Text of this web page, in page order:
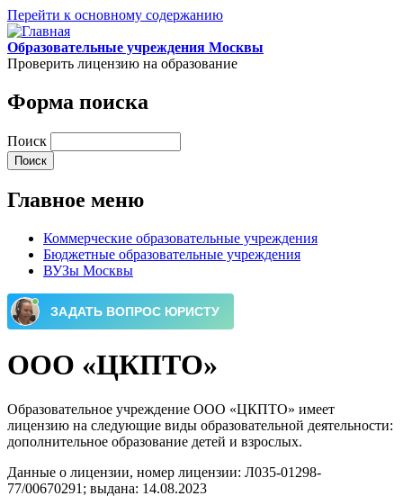
Перейти к основному содержанию
Образовательные учреждения Москвы
Проверить лицензию на образование
Форма поиска
Поиск
Главное меню
Коммерческие образовательные учреждения
Бюджетные образовательные учреждения
ВУЗы Москвы
ООО «ЦКПТО»
Образовательное учреждение ООО «ЦКПТО» имеет
лицензию на следующие виды образовательной деятельности:
дополнительное образование детей и взрослых.
Данные о лицензии, номер лицензии: Л035-01298-
77/00670291; выдана: 14.08.2023